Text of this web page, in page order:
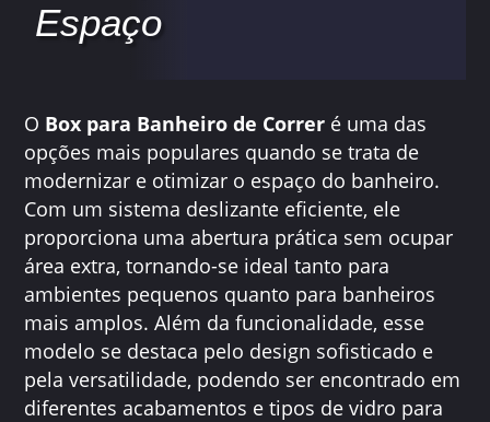
Espaço
O Box para Banheiro de Correr é uma das
opções mais populares quando se trata de
modernizar e otimizar o espaço do banheiro.
Com um sistema deslizante eficiente, ele
proporciona uma abertura prática sem ocupar
área extra, tornando-se ideal tanto para
ambientes pequenos quanto para banheiros
mais amplos. Além da funcionalidade, esse
modelo se destaca pelo design sofisticado e
pela versatilidade, podendo ser encontrado em
diferentes acabamentos e tipos de vidro para